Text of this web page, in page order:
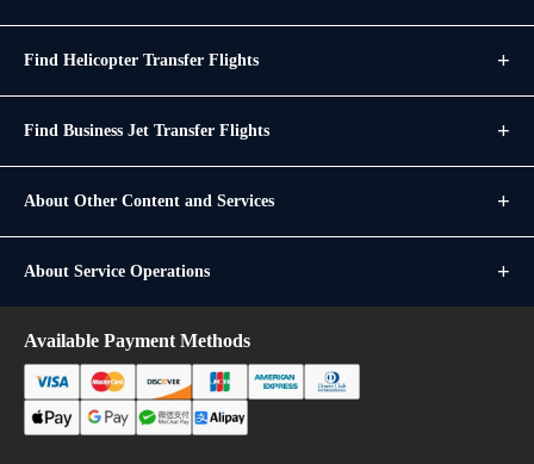
Find Helicopter Transfer Flights
Find Business Jet Transfer Flights
About Other Content and Services
About Service Operations
Available Payment Methods